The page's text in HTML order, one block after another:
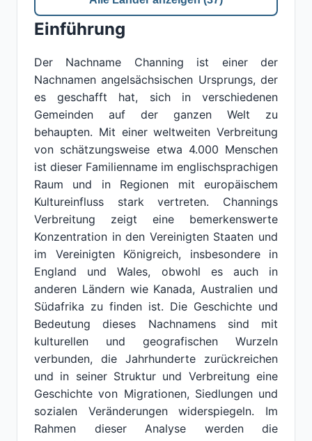
Einführung
Der Nachname Channing ist einer der
Nachnamen angelsächsischen Ursprungs, der
es geschafft hat, sich in verschiedenen
Gemeinden auf der ganzen Welt zu
behaupten. Mit einer weltweiten Verbreitung
von schätzungsweise etwa 4.000 Menschen
ist dieser Familienname im englischsprachigen
Raum und in Regionen mit europäischem
Kultureinfluss stark vertreten. Channings
Verbreitung zeigt eine bemerkenswerte
Konzentration in den Vereinigten Staaten und
im Vereinigten Königreich, insbesondere in
England und Wales, obwohl es auch in
anderen Ländern wie Kanada, Australien und
Südafrika zu finden ist. Die Geschichte und
Bedeutung dieses Nachnamens sind mit
kulturellen und geografischen Wurzeln
verbunden, die Jahrhunderte zurückreichen
und in seiner Struktur und Verbreitung eine
Geschichte von Migrationen, Siedlungen und
sozialen Veränderungen widerspiegeln. Im
Rahmen dieser Analyse werden die